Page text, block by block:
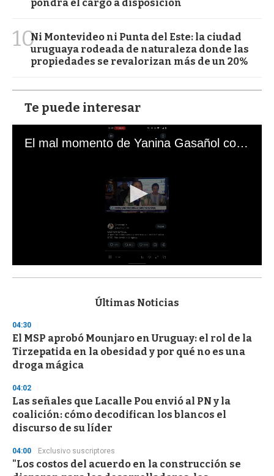
pondrá el cargo a disposición
10Ni Montevideo ni Punta del Este: la ciudad
uruguaya rodeada de naturaleza donde las
propiedades se revalorizan más de un 20%
Te puede interesar
El mal momento de Yanina Gasañol con un hincha argentino en "Subrayado"
s
d
s
o
f
3
s
e
c
o
n
Últimas Noticias
04:30
El MSP aprobó Mounjaro en Uruguay: el rol de la
Tirzepatida en la obesidad y por qué no es una
droga mágica
04:02
Las señales que Lacalle Pou envió al PN y la
coalición: cómo decodifican los blancos el
discurso de su líder
04:00 Exclusivo suscriptores
"Los costos del acuerdo en la construcción se